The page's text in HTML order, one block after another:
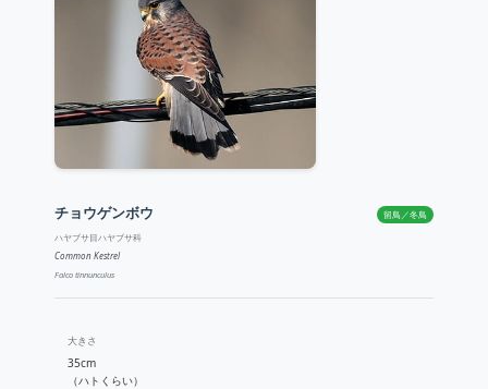
チョウゲンボウ
ハヤブサ目ハヤブサ科
Common Kestrel
Falco tinnunculus
留鳥／冬鳥
大きさ
35cm
（ハトくらい）